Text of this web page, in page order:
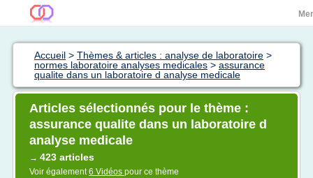
Accueil > Thèmes & articles : analyse de laboratoire >
normes laboratoire analyses medicales > assurance
qualite dans un laboratoire d analyse medicale
Articles sélectionnés pour le thème :
assurance qualite dans un laboratoire d
analyse medicale
→ 423 articles
Voir également6 Vidéos pour ce thème